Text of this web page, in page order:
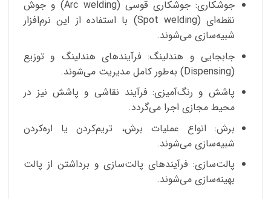
جوشکاری: جوشکاری قوسی (Arc welding) و جوش
نقطه‌ای (Spot welding) با استفاده از این نرم‌افزار
شبیه‌سازی می‌شوند.
جابجایی و هندلینگ: فرآیندهای هندلینگ و توزیع
(Dispensing) به‌طور کامل مدیریت می‌شوند.
پاشش و رنگ‌آمیزی: فرآیند نقاشی و پاشش نیز در
محیط مجازی اجرا می‌گردد.
برش: انواع عملیات برش، تریم‌کردن یا اره‌کردن
شبیه‌سازی می‌شوند.
پالت‌سازی: فرآیندهای پالت‌سازی و برداشتن از پالت
بهینه‌سازی می‌شوند.